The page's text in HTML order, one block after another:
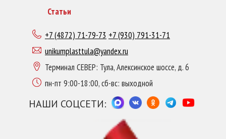
Статьи
+7 (4872) 71-79-73 +7 (930) 791-31-71
unikumplasttula@yandex.ru
Терминал СЕВЕР: Тула, Алексинское шоссе, д. 6
пн-пт 9:00-18:00, сб-вс: выходной
НАШИ СОЦСЕТИ: